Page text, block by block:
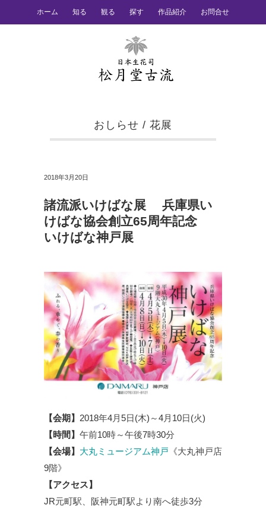
ホーム 知る 観る 探す 作品紹介 お問合せ
おしらせ / 花展
2018年3月20日
諸流派いけばな展 兵庫県い
けばな協会創立65周年記念
いけばな神戸展
【会期】 2018年4月5日(木) ～4月 10日(火)
【時間】 午前10時～午後7時30分
【会場】 大丸ミュージアム神戸 《大丸神戸店
9階》
【アクセス】
JR元町駅、阪神元町駅より南へ徒歩3分